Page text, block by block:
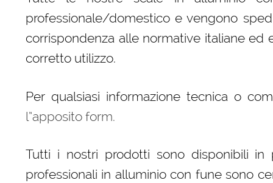
professionale/domestico e vengono
corrispondenza alle normative italiane
corretto utilizzo.
Per qualsiasi informazione tecnica o
l”apposito form.
Tutti i nostri prodotti sono disponibili
professionali in alluminio con fune sono